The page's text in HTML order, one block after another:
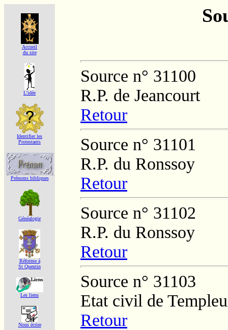
Accueil
du site
L'idée
Identifier les
Protestants
Prénoms bibliques
Généalogie
Réforme á
St Quentin
Les liens
Nous écrire
Source n° 31100
R.P. de Jeancourt
Retour
Source n° 31101
R.P. du Ronssoy
Retour
Source n° 31102
R.P. du Ronssoy
Retour
Source n° 31103
Etat civil de
Retour